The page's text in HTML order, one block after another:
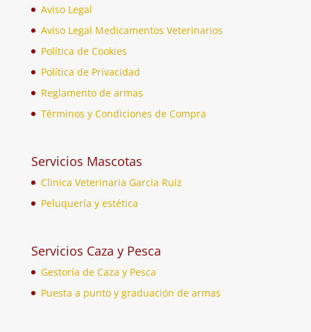
Aviso Legal
Aviso Legal Medicamentos Veterinarios
Política de Cookies
Política de Privacidad
Reglamento de armas
Términos y Condiciones de Compra
Servicios Mascotas
Clinica Veterinaria Garcia Ruiz
Peluquería y estética
Servicios Caza y Pesca
Gestoría de Caza y Pesca
Puesta a punto y graduación de armas